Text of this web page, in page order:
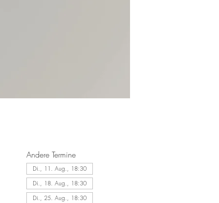
Andere Termine
Di., 11. Aug., 18:30
Di., 18. Aug., 18:30
Di., 25. Aug., 18:30